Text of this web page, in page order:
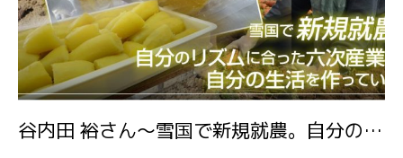
挑戦する姿を、輝いている姿を、生き生きとした姿を伝
えたい。
雪解けの景色が鮮やかに色づいていく様に、一つ一つの
個性にスポットを当てていきます。
ーーーーー
自分の時間を過ごすことがとても楽しそうで、取材中も
素敵なたくさんの笑顔を見ることができました。
そんな、金谷さんの生活を様子をご覧ください！
">
谷内田 裕さん～雪国で新規就農。自分のリ